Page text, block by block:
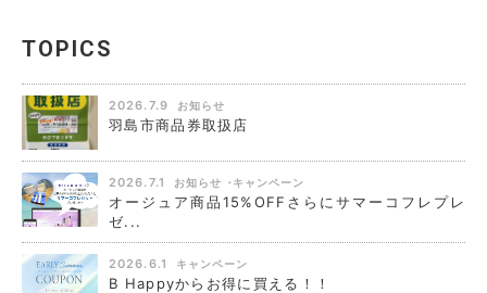
TOPICS
2026.7.9 お知らせ
羽島市商品券取扱店
2026.7.1 お知らせ キャンペーン
オージュア商品15%OFFさらにサマーコフレプレ
ゼ...
2026.6.1 キャンペーン
B Happyからお得に買える！！